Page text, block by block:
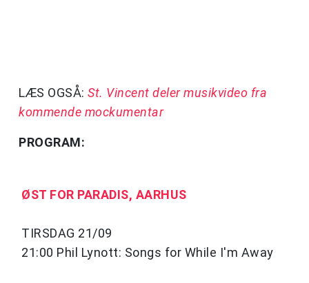
LÆS OGSÅ: St. Vincent deler musikvideo fra
kommende mockumentar
PROGRAM:
ØST FOR PARADIS, AARHUS
TIRSDAG 21/09
21:00 Phil Lynott: Songs for While I'm Away